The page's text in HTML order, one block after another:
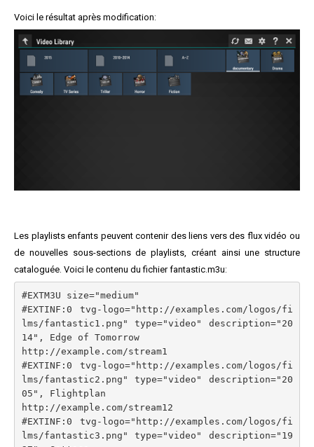
Voici le résultat après modification:
Les playlists enfants peuvent contenir des liens vers des flux vidéo ou
de nouvelles sous-sections de playlists, créant ainsi une structure
cataloguée. Voici le contenu du fichier fantastic.m3u:
#EXTM3U size="medium"
#EXTINF:0 tvg-logo="http://examples.com/logos/fi
lms/fantastic1.png" type="video" description="20
14", Edge of Tomorrow
http://example.com/stream1
#EXTINF:0 tvg-logo="http://examples.com/logos/fi
lms/fantastic2.png" type="video" description="20
05", Flightplan
http://example.com/stream12
#EXTINF:0 tvg-logo="http://examples.com/logos/fi
lms/fantastic3.png" type="video" description="19